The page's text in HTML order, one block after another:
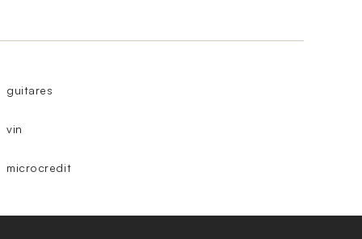
guitares
vin
microcredit